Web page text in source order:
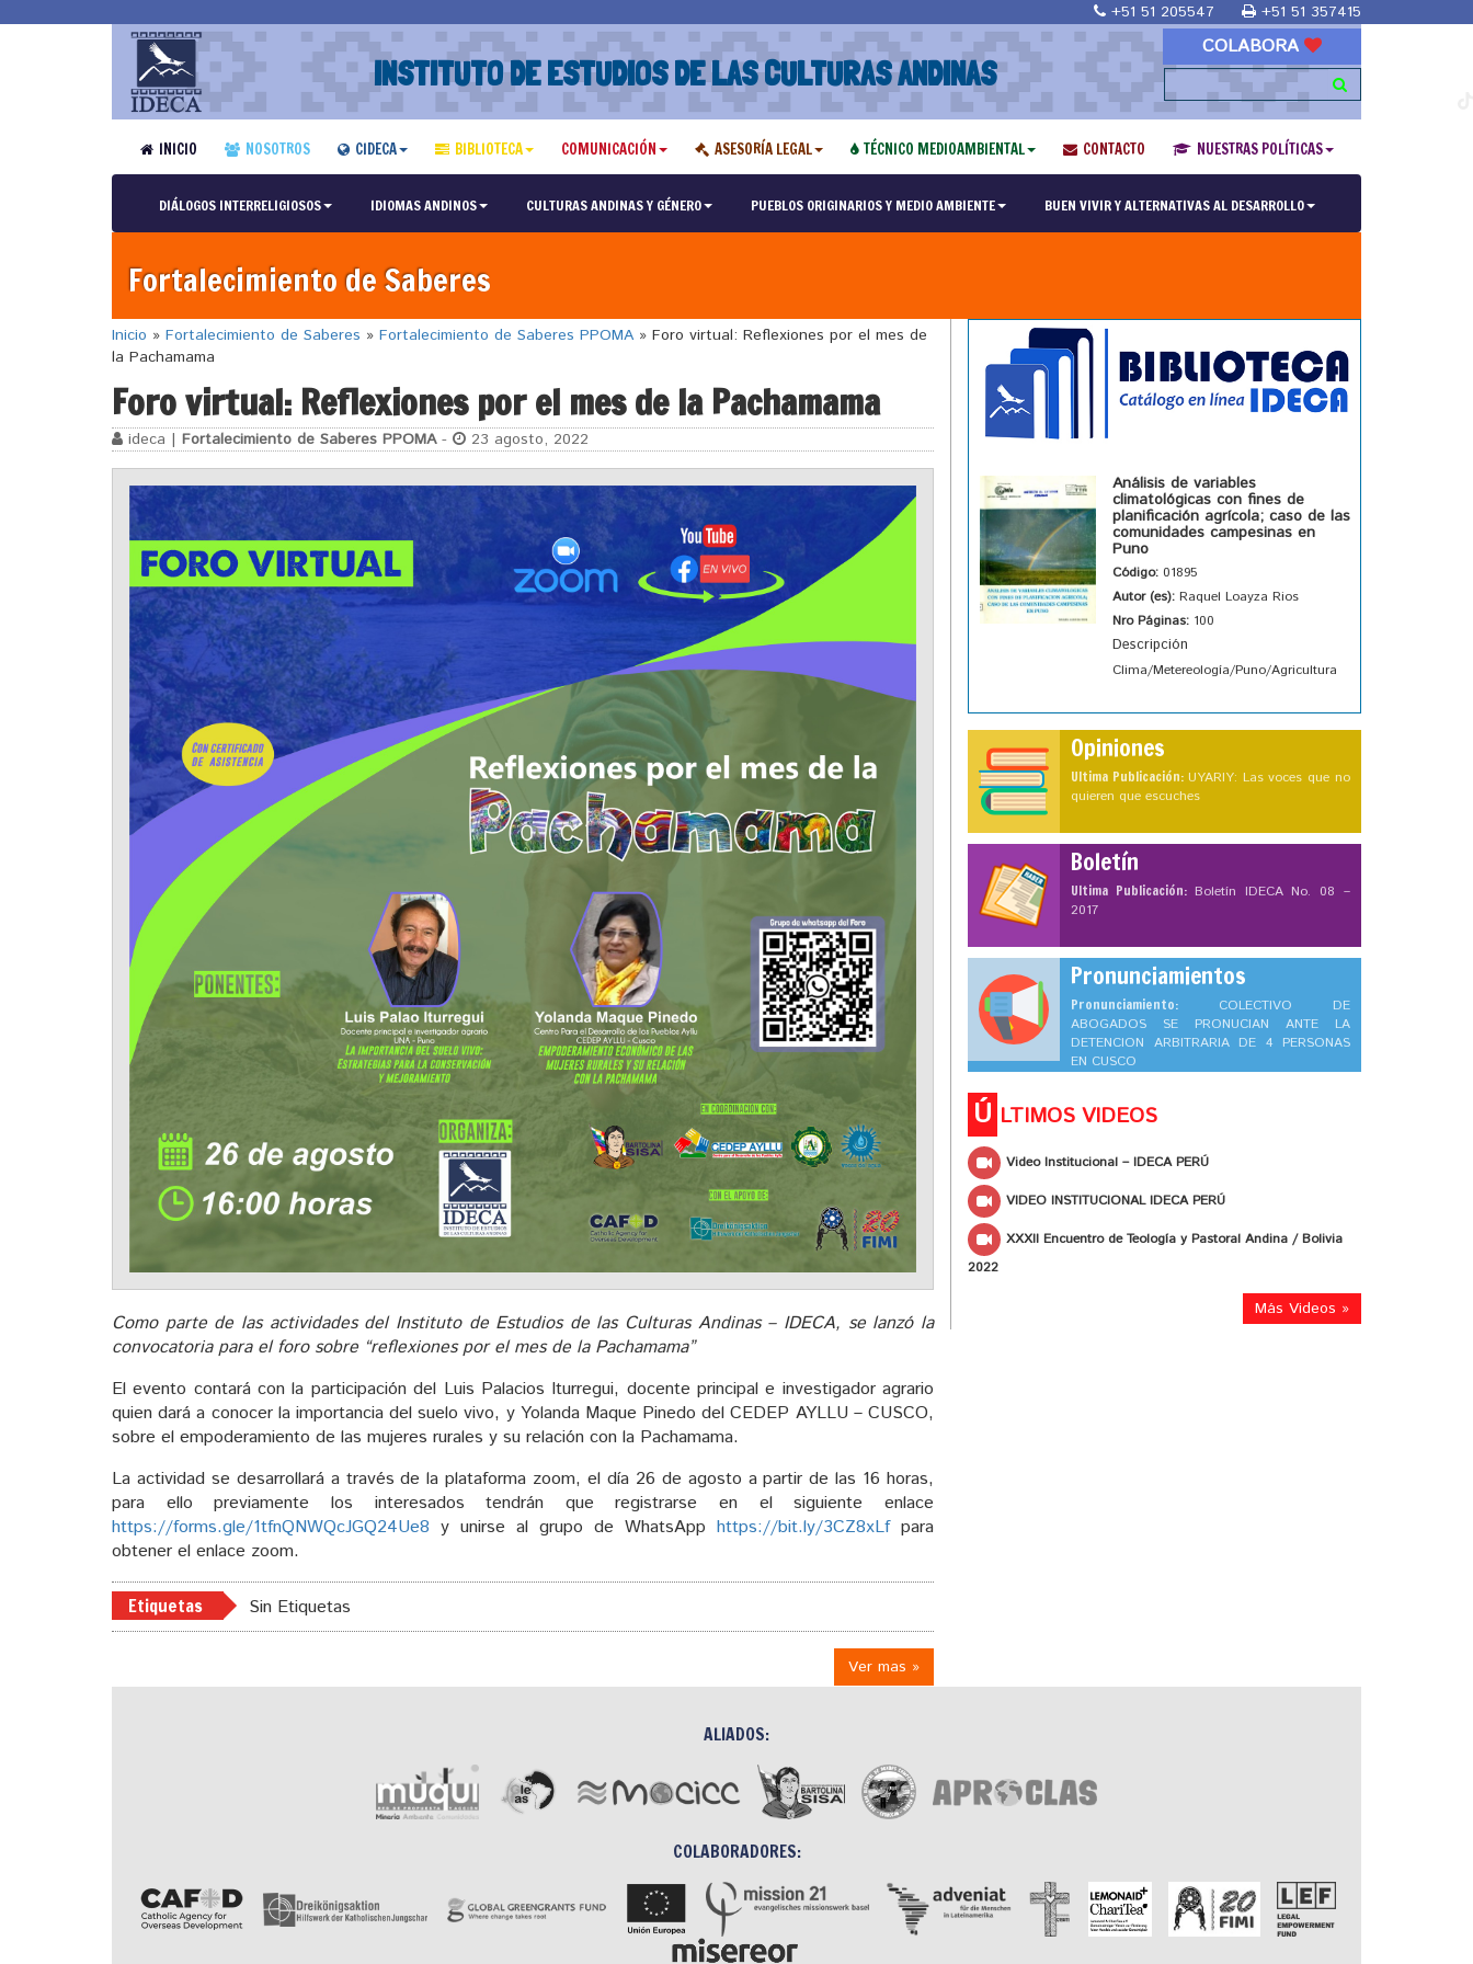
+51 51 205547 +51 51 357415
INSTITUTO DE ESTUDIOS DE LAS CULTURAS ANDINAS
COLABORA
INICIO NOSOTROS CIDECA BIBLIOTECA COMUNICACIÓN ASESORÍA LEGAL TÉCNICO MEDIOAMBIENTAL CONTACTO NUESTRAS POLÍTICAS
DIÁLOGOS INTERRELIGIOSOS IDIOMAS ANDINOS CULTURAS ANDINAS Y GÉNERO PUEBLOS ORIGINARIOS Y MEDIO AMBIENTE BUEN VIVIR Y ALTERNATIVAS AL DESARROLLO
Fortalecimiento de Saberes
Inicio » Fortalecimiento de Saberes » Fortalecimiento de Saberes PPOMA » Foro virtual: Reflexiones por el mes de
la Pachamama
Foro virtual: Reflexiones por el mes de la Pachamama
ideca | Fortalecimiento de Saberes PPOMA- 23 agosto, 2022
Como parte de las actividades del Instituto de Estudios de las Culturas Andinas – IDECA, se lanzó la
convocatoria para el foro sobre “reflexiones por el mes de la Pachamama”
El evento contará con la participación del Luis Palacios Iturregui, docente principal e investigador agrario
quien dará a conocer la importancia del suelo vivo, y Yolanda Maque Pinedo del CEDEP AYLLU – CUSCO,
sobre el empoderamiento de las mujeres rurales y su relación con la Pachamama.
La actividad se desarrollará a través de la plataforma zoom, el día 26 de agosto a partir de las 16 horas,
para ello previamente los interesados tendrán que registrarse en el siguiente enlace
https://forms.gle/1tfnQNWQcJGQ24Ue8 y unirse al grupo de WhatsApp https://bit.ly/3CZ8xLfpara
obtener el enlace zoom.
Etiquetas Sin Etiquetas
Ver mas »
Análisis de variables
climatológicas con fines de
planificación agrícola; caso de las
comunidades campesinas en
Puno
Código: 01895
Autor (es): Raquel Loayza Rios
Nro Páginas: 100
Descripción
Clima/Metereología/Puno/Agricultura
Opiniones
Ultima Publicación: UYARIY: Las voces que no
quieren que escuches
Boletín
Ultima Publicación: Boletín IDECA No. 08 –
2017
Pronunciamientos
Pronunciamiento: COLECTIVO DE
ABOGADOS SE PRONUCIAN ANTE LA
DETENCION ARBITRARIA DE 4 PERSONAS
EN CUSCO
Ú LTIMOS VIDEOS
Video Institucional – IDECA PERÚ
VIDEO INSTITUCIONAL IDECA PERÚ
XXXII Encuentro de Teología y Pastoral Andina / Bolivia
2022
Más Videos »
ALIADOS:
COLABORADORES: